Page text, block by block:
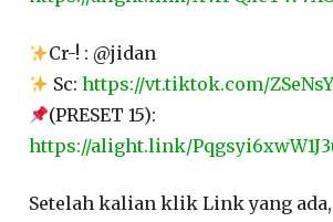
Cr-! : @jidan
Sc:https://vt.tiktok.com/
(PRESET 15):
https://alight.link/
Setelah kalian klik Link yang